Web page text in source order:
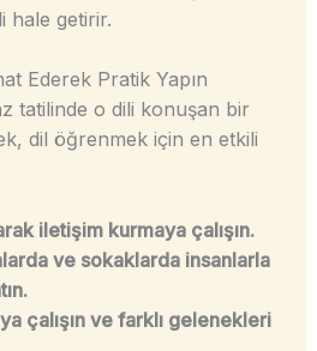
hale getirir.
Ederek Pratik Yapın
tatilinde o dili konuşan bir
dil öğrenmek için en etkili
iletişim kurmaya çalışın.
ve sokaklarda insanlarla
çalışın ve farklı gelenekleri